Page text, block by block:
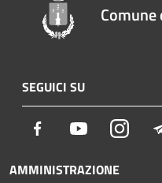
SEGUICI SU
Facebook Youtube
AMMINISTRAZIONE